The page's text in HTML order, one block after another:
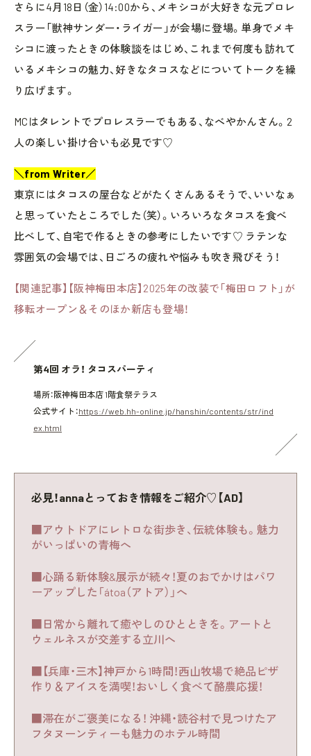
さらに4月18日（金）14:00から、メキシコが大好きな元プロレ
スラー「獣神サンダー・ライガー」が会場に登場。単身でメキ
シコに渡ったときの体験談をはじめ、これまで何度も訪れて
いるメキシコの魅力、好きなタコスなどについてトークを繰
り広げます。
MCはタレントでプロレスラーでもある、なべやかんさん。2
人の楽しい掛け合いも必見です♡
＼from Writer／
東京にはタコスの屋台などがたくさんあるそうで、いいなぁ
と思っていたところでした（笑）。いろいろなタコスを食べ
比べして、自宅で作るときの参考にしたいです♡ ラテンな
雰囲気の会場では、日ごろの疲れや悩みも吹き飛びそう！
【関連記事】【阪神梅田本店】2025年の改装で「梅田ロフト」が
移転オープン＆そのほか新店も登場！
第4回 オラ！ タコスパーティ
場所：阪神梅田本店 1階食祭テラス
公式サイト：https://web.hh-online.jp/hanshin/contents/str/ind
ex.html
必見！annaとっておき情報をご紹介♡【AD】
■アウトドアにレトロな街歩き、伝統体験も。魅力
がいっぱいの青梅へ
■心踊る新体験&展示が続々！夏のおでかけはパワ
ーアップした「átoa（アトア）」へ
■日常から離れて癒やしのひとときを。アートと
ウェルネスが交差する立川へ
■【兵庫・三木】神戸から1時間！西山牧場で絶品ピザ
作り＆アイスを満喫！おいしく食べて酪農応援！
■滞在がご褒美になる！ 沖縄・読谷村で見つけたア
フタヌーンティーも魅力のホテル時間